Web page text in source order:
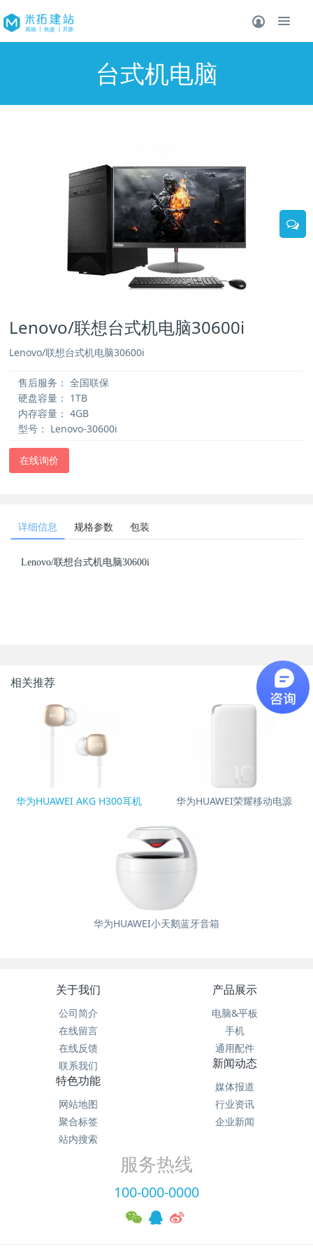
台式机电脑
Lenovo/联想台式机电脑30600i
Lenovo/联想台式机电脑30600i
售后服务： 全国联保
硬盘容量： 1TB
内存容量： 4GB
型号： Lenovo-30600i
在线询价
详细信息 规格参数 包装
Lenovo/联想台式机电脑30600i
相关推荐
华为HUAWEI AKG H300耳机 华为HUAWEI荣耀移动电源
华为HUAWEI小天鹅蓝牙音箱
关于我们
公司简介
在线留言
在线反馈
联系我们
产品展示
电脑&平板
手机
通用配件
新闻动态
媒体报道
行业资讯
企业新闻
特色功能
网站地图
聚合标签
站内搜索
服务热线
100-000-0000